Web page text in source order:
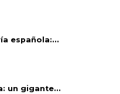
española:...
un gigante...